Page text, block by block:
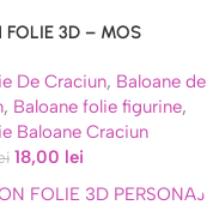
FOLIE 3D – MOS
De Craciun, Baloane de
, Baloane folie figurine,
Baloane Craciun
18,00 lei